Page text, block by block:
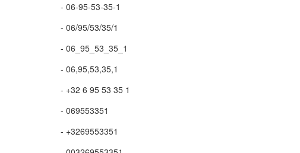
- 06-95-53-35-1
- 06/95/53/35/1
- 06_95_53_35_1
- 06,95,53,35,1
- +32 6 95 53 35 1
- 069553351
- +3269553351